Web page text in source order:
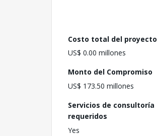
Costo total del proyecto
US$ 0.00 millones
Monto del Compromiso
US$ 173.50 millones
Servicios de consultoría
requeridos
Yes